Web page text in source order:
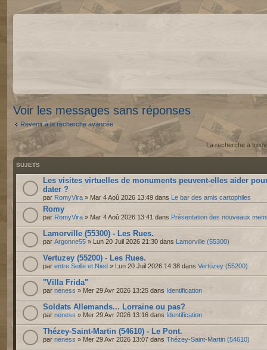
Voir les messages sans réponses
Revenir à la recherche avancée
La recherche a
SUJETS
Les visites virtuelles de monuments peuvent-elles aider
dater ?
par RomyVira » Mar 4 Aoû 2026 13:49 dans Le bar des amis cartophiles
Romy
par RomyVira » Mar 4 Aoû 2026 13:41 dans Présentation des nouveaux
Lamorville (55300) - Les Rues.
par Argonne55 » Lun 20 Juil 2026 21:30 dans Lamorville (55300)
Vertuzey (55200) - Les Rues.
par entre Seille et Nied » Lun 20 Juil 2026 14:38 dans Vertuzey (55200)
"Villa Frida"
par neness » Mer 29 Avr 2026 13:25 dans Identification
Soldats Allemands... Lorraine ou pas?
par neness » Mer 29 Avr 2026 13:16 dans Identification
Thézey-Saint-Martin (54610) - Le Pont.
par neness » Mer 29 Avr 2026 13:07 dans Thézey-Saint-Martin (54610)